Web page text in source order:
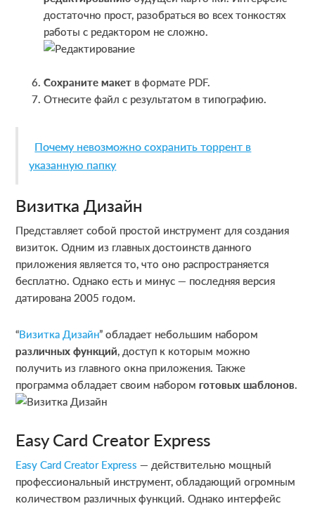
достаточно прост, разобраться во всех тонкостях
работы с редактором не сложно.
Сохраните макет в формате PDF.
Отнесите файл с результатом в типографию.
Почему невозможно сохранить торрент в
указанную папку
Визитка Дизайн
Представляет собой простой инструмент для создания
визиток. Одним из главных достоинств данного
приложения является то, что оно распространяется
бесплатно. Однако есть и минус — последняя версия
датирована 2005 годом.
“Визитка Дизайн” обладает небольшим набором
различных функций, доступ к которым можно
получить из главного окна приложения. Также
программа обладает своим наборомготовых шаблонов.
Easy Card Creator Express
Easy Card Creator Express — действительно мощный
профессиональный инструмент, обладающий огромным
количеством различных функций. Однако интерфейс